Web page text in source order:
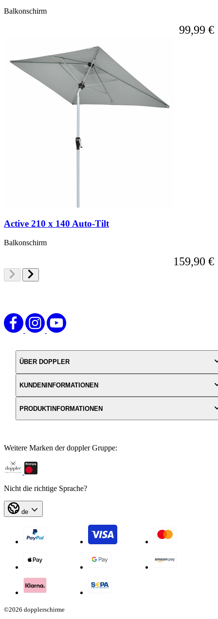
Balkonschirm
99,99 €
Active 210 x 140 Auto-Tilt
Balkonschirm
159,90 €
ÜBER DOPPLER
KUNDENINFORMATIONEN
PRODUKTINFORMATIONEN
Weitere Marken der doppler Gruppe:
Nicht die richtige Sprache?
de
©2026 dopplerschirme